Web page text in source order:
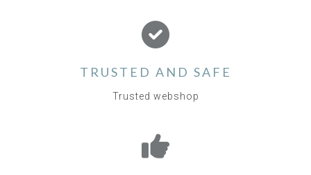
TRUSTED AND SAFE
Trusted webshop